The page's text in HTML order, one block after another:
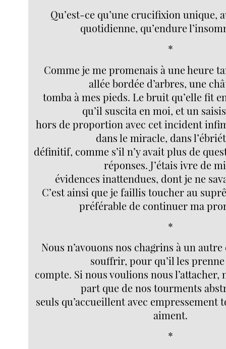
Qu’est-ce qu’une crucifixion unique,
quotidienne, qu’endure
*
Comme je me promenais à une heure
allée bordée d’arbres, une
tomba à mes pieds. Le bruit qu’elle fit
qu’il suscita en moi, et un
hors de proportion avec cet incident
dans le miracle, dans
définitif, comme s’il n’y avait plus de
réponses. J’étais ivre de
évidences inattendues, dont je ne
C’est ainsi que je faillis toucher au
préférable de continuer ma
*
Nous n’avouons nos chagrins à un
souffrir, pour qu’il les prenne
compte. Si nous voulions nous
part que de nos tourments
seuls qu’accueillent avec empressement
aiment.
*